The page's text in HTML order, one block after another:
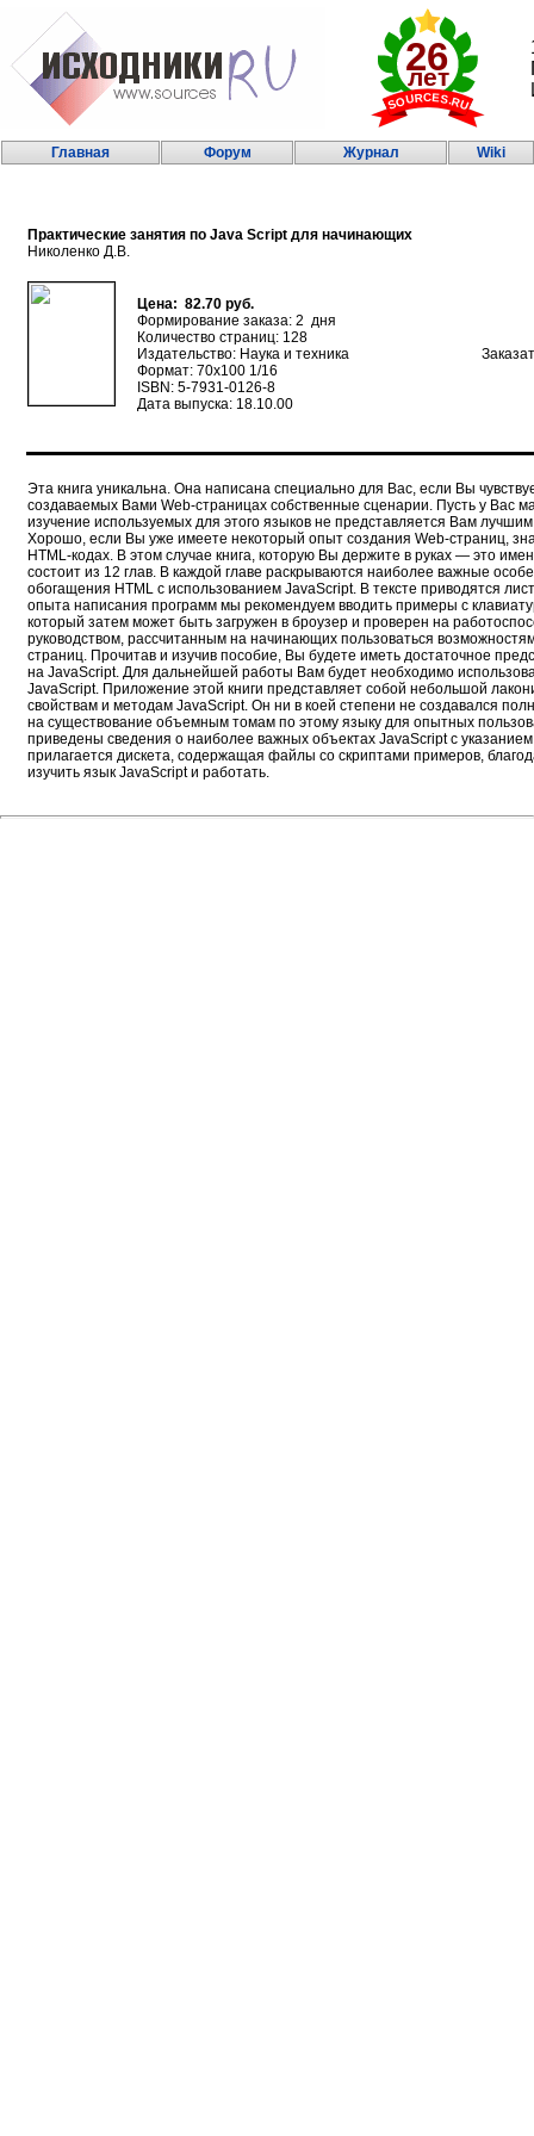
Главная Форум Журнал Wiki
Практические занятия по Java Script для начинающих
Николенко Д.В.
Цена: 82.70 руб.
Формирование заказа: 2 дня
Количество страниц: 128
Издательство: Наука и техника
Формат: 70х100 1/16
ISBN: 5-7931-0126-8
Дата выпуска: 18.10.00
Эта книга уникальна. Она написана специально для Вас, если Вы
создаваемых Вами Web-страницах собственные сценарии. Пусть у Вас
изучение используемых для этого языков не представляется Вам
Хорошо, если Вы уже имеете некоторый опыт создания Web-страниц,
HTML-кодах. В этом случае книга, которую Вы держите в руках — это
состоит из 12 глав. В каждой главе раскрываются наиболее важные
обогащения HTML с использованием JavaScript. В тексте приводятся
опыта написания программ мы рекомендуем вводить примеры с
который затем может быть загружен в броузер и проверен на
руководством, рассчитанным на начинающих пользоваться
страниц. Прочитав и изучив пособие, Вы будете иметь достаточное
на JavaScript. Для дальнейшей работы Вам будет необходимо
JavaScript. Приложение этой книги представляет собой небольшой
свойствам и методам JavaScript. Он ни в коей степени не создавался
на существование объемным томам по этому языку для опытных
приведены сведения о наиболее важных объектах JavaScript с
прилагается дискета, содержащая файлы со скриптами примеров,
изучить язык JavaScript и работать.